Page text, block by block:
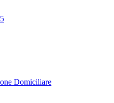
Domiciliare